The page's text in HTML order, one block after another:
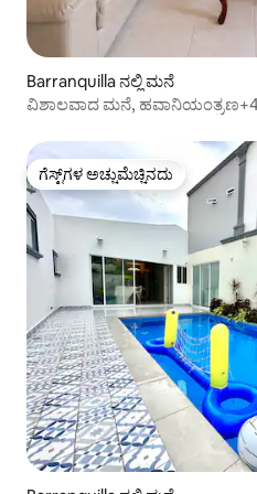
Barranquilla ನಲ್ಲಿ ಮನೆ
ವಿಶಾಲವಾದ ಮನೆ,
ಗೆಸ್ಟ್‌ಗಳ ಅಚ್ಚುಮೆಚ್ಚಿನದು
ಗೆಸ್ಟ್‌ಗಳ ಅಚ್ಚುಮೆಚ್ಚಿನದು